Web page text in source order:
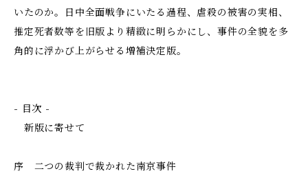
いたのか。日中全面戦争にいたる過程、虐殺の被害の実相、
推定死者数等を旧版より精緻に明らかにし、事件の全貌を多
角的に浮かび上がらせる増補決定版。
- 目次 -
新版に寄せて
序 二つの裁判で裁かれた南京事件